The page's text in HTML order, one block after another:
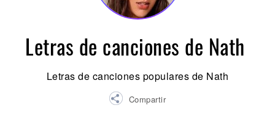
Letras de canciones de Nath
Letras de canciones populares de Nath
Compartir